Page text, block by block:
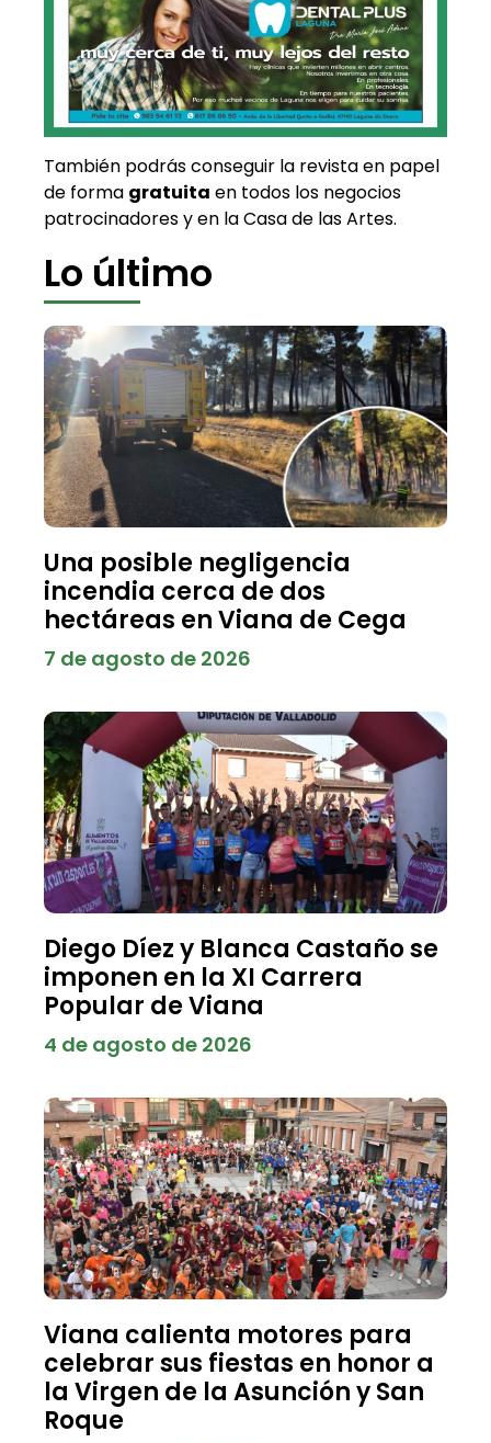
También podrás conseguir la revista en papel
de forma gratuita en todos los negocios
patrocinadores y en la Casa de las Artes.
Lo último
Una posible negligencia
incendia cerca de dos
hectáreas en Viana de Cega
7 de agosto de 2026
Diego Díez y Blanca Castaño se
imponen en la XI Carrera
Popular de Viana
4 de agosto de 2026
Viana calienta motores para
celebrar sus fiestas en honor a
la Virgen de la Asunción y San
Roque